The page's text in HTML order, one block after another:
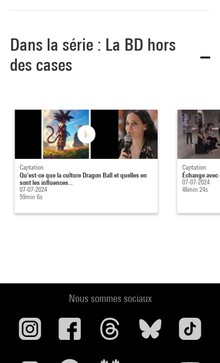
Dans la série : La BD hors
des cases
Captation
Qu’est-ce que la culture Dragon Ball et quelles en
sont les influences...
07-07-2024
59min 6s
Captation
Échange
07-07-2024
46min 24s
Nous sommes sociaux